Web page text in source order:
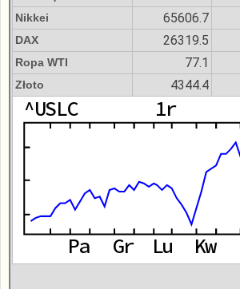
Nikkei 65606.7
DAX 26319.5
Ropa WTI 77.1
Złoto 4344.4